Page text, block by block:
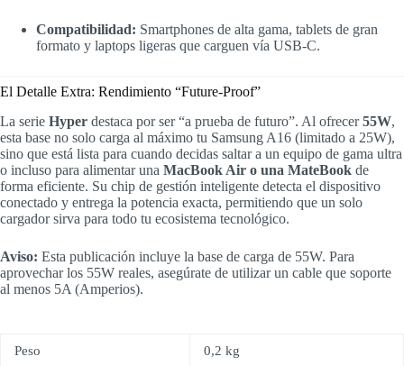
Compatibilidad: Smartphones de alta gama, tablets de gran
formato y laptops ligeras que carguen vía USB-C.
El Detalle Extra: Rendimiento “Future-Proof”
La serie Hyper destaca por ser “a prueba de futuro”. Al ofrecer55W,
esta base no solo carga al máximo tu Samsung A16 (limitado a 25W),
sino que está lista para cuando decidas saltar a un equipo de gama ultra
o incluso para alimentar una MacBook Air o una MateBook de
forma eficiente. Su chip de gestión inteligente detecta el dispositivo
conectado y entrega la potencia exacta, permitiendo que un solo
cargador sirva para todo tu ecosistema tecnológico.
Aviso: Esta publicación incluye la base de carga de 55W. Para
aprovechar los 55W reales, asegúrate de utilizar un cable que soporte
al menos 5A (Amperios).
Peso 0,2 kg